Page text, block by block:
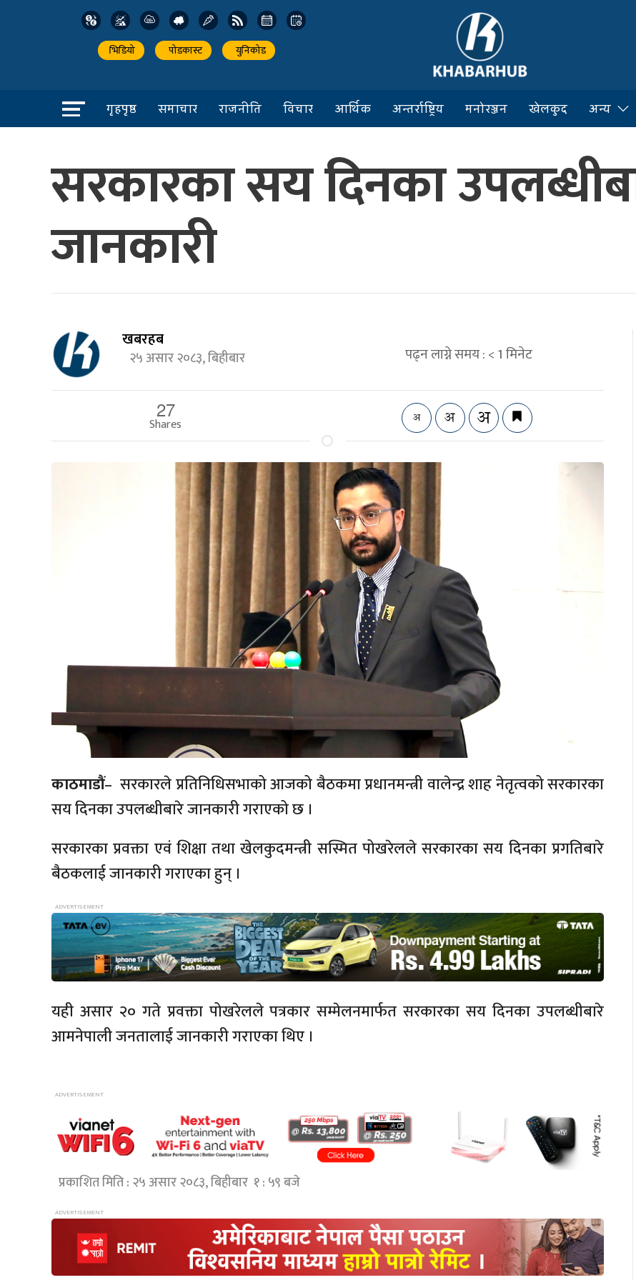
भिडियो पोडकास्ट युनिकोड
गृहपृष्ठ समाचार राजनीति विचार आर्थिक अन्तर्राष्ट्रिय मनोरञ्जन खेलकुद अन्य
सरकारका सय दिनका
जानकारी
खबरहब
२५ असार २०८३, बिहीबार पढ्न लाग्ने समय :< 1मिनेट
27
Shares
काठमाडौं– सरकारले प्रतिनिधिसभाको आजको बैठकमा प्रधानमन्त्री वालेन्द्र शाह नेतृत्वको सरकारका
सय दिनका उपलब्धीबारे जानकारी गराएको छ ।
सरकारका प्रवक्ता एवं शिक्षा तथा खेलकुदमन्त्री सस्मित पोखरेलले सरकारका सय दिनका प्रगतिबारे
बैठकलाई जानकारी गराएका हुन् ।
यही असार २० गते प्रवक्ता पोखरेलले पत्रकार सम्मेलनमार्फत सरकारका सय दिनका उपलब्धीबारे
आमनेपाली जनतालाई जानकारी गराएका थिए ।
प्रकाशित मिति : २५ असार २०८३, बिहीबार १ : ५९ बजे